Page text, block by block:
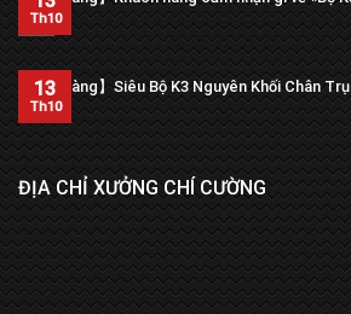
xưởng?
Th10
【Trả hàng】Siêu Bộ K3 Nguyên Khối Chân
13
Th10
ĐỊA CHỈ XƯỞNG CHÍ CƯỜNG